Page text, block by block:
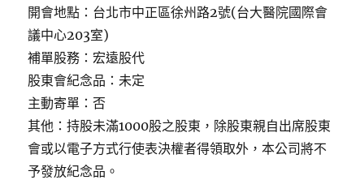
開會地點：台北市中正區徐州路2號(台大醫院國際會
議中心203室)
補單股務：宏遠股代
股東會紀念品：未定
主動寄單：否
其他：持股未滿1000股之股東，除股東親自出席股東
會或以電子方式行使表決權者得領取外，本公司將不
予發放紀念品。